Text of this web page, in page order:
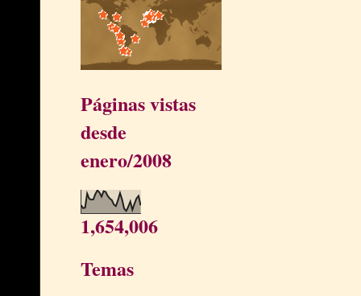
Páginas vistas
desde
enero/2008
1,654,006
Temas